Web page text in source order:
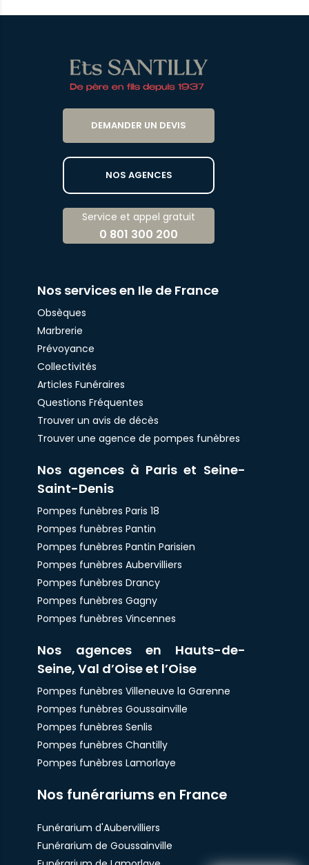
DEMANDER UN DEVIS
NOS AGENCES
Service et appel gratuit
0 801 300 200
Nos services en Ile de France
Obsèques
Marbrerie
Prévoyance
Collectivités
Articles Funéraires
Questions Fréquentes
Trouver un avis de décès
Trouver une agence de pompes funèbres
Nos agences à Paris et Seine-
Saint-Denis
Pompes funèbres Paris 18
Pompes funèbres Pantin
Pompes funèbres Pantin Parisien
Pompes funèbres Aubervilliers
Pompes funèbres Drancy
Pompes funèbres Gagny
Pompes funèbres Vincennes
Nos agences en Hauts-de-
Seine, Val d’Oise et l’Oise
Pompes funèbres Villeneuve la Garenne
Pompes funèbres Goussainville
Pompes funèbres Senlis
Pompes funèbres Chantilly
Pompes funèbres Lamorlaye
Nos funérariums en France
Funérarium d'Aubervilliers
Funérarium de Goussainville